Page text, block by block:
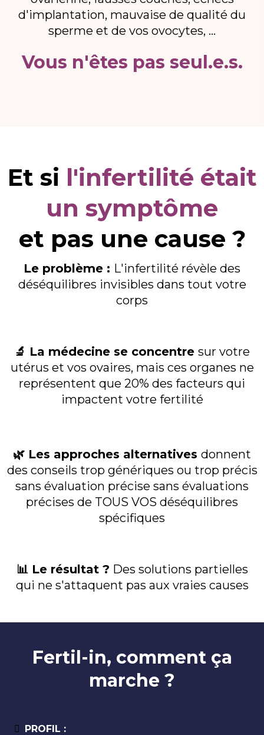
d'implantation, mauvaise de qualité du
sperme et de vos ovocytes, ...
Vous n'êtes pas seul.e.s.
Et si l'infertilité était
un symptôme
et pas une cause ?
Le problème : L'infertilité révèle des
déséquilibres invisibles dans tout votre
corps
🔬 La médecine se concentre sur votre
utérus et vos ovaires, mais ces organes ne
représentent que 20% des facteurs qui
impactent votre fertilité
🌿 Les approches alternatives donnent
des conseils trop génériques ou trop précis
sans évaluation précise sans évaluations
précises de TOUS VOS déséquilibres
spécifiques
📊 Le résultat ? Des solutions partielles
qui ne s'attaquent pas aux vraies causes
Fertil-in, comment ça
marche ?
PROFIL :